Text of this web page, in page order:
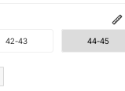
42-43 44-45